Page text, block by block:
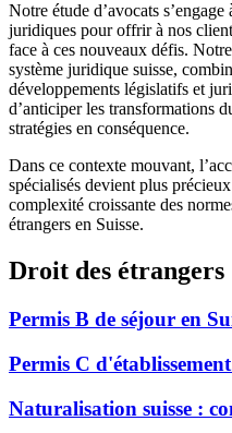
Notre étude d’avocats
juridiques pour offrir à nos
face à ces nouveaux défis.
système juridique suisse,
développements législatifs et
d’anticiper les transformations
stratégies en conséquence.
Dans ce contexte mouvant,
spécialisés devient plus
complexité croissante des
étrangers en Suisse.
Droit des étrangers
Permis B de séjour en
Permis C d'établissement
Naturalisation suisse :